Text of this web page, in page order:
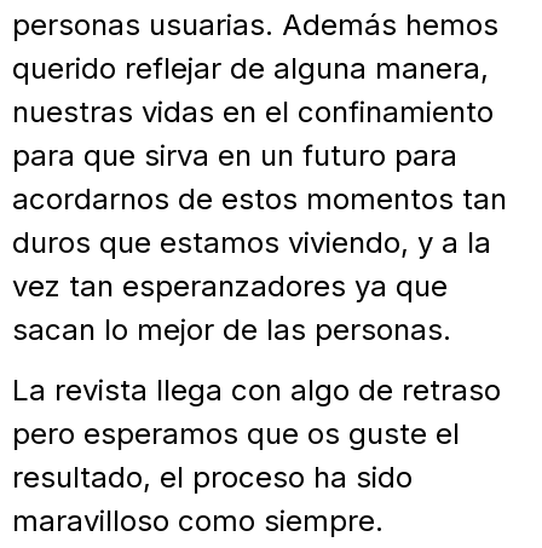
personas usuarias. Además hemos
querido reflejar de alguna manera,
nuestras vidas en el confinamiento
para que sirva en un futuro para
acordarnos de estos momentos tan
duros que estamos viviendo, y a la
vez tan esperanzadores ya que
sacan lo mejor de las personas.
La revista llega con algo de retraso
pero esperamos que os guste el
resultado, el proceso ha sido
maravilloso como siempre.